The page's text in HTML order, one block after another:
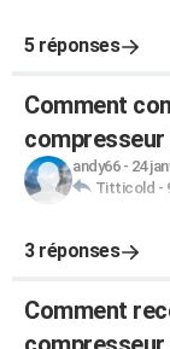
5 réponses
Comment
andy66- 24
Titticold -
3 réponses
Comment